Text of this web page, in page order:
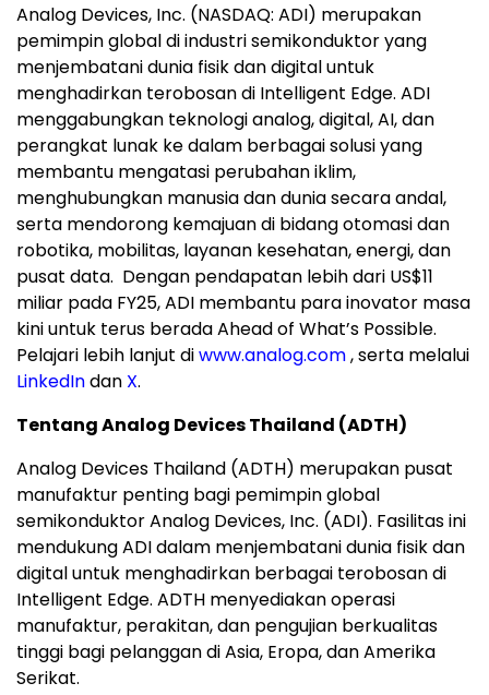
Analog Devices, Inc. (NASDAQ: ADI) merupakan
pemimpin global di industri semikonduktor yang
menjembatani dunia fisik dan digital untuk
menghadirkan terobosan di Intelligent Edge. ADI
menggabungkan teknologi analog, digital, AI, dan
perangkat lunak ke dalam berbagai solusi yang
membantu mengatasi perubahan iklim,
menghubungkan manusia dan dunia secara andal,
serta mendorong kemajuan di bidang otomasi dan
robotika, mobilitas, layanan kesehatan, energi, dan
pusat data. Dengan pendapatan lebih dari US$11
miliar pada FY25, ADI membantu para inovator masa
kini untuk terus berada Ahead of What’s Possible.
Pelajari lebih lanjut diwww.analog.com, serta melalui
LinkedIndan X.
Tentang Analog Devices Thailand (ADTH)
Analog Devices Thailand (ADTH) merupakan pusat
manufaktur penting bagi pemimpin global
semikonduktor Analog Devices, Inc. (ADI). Fasilitas ini
mendukung ADI dalam menjembatani dunia fisik dan
digital untuk menghadirkan berbagai terobosan di
Intelligent Edge. ADTH menyediakan operasi
manufaktur, perakitan, dan pengujian berkualitas
tinggi bagi pelanggan di Asia, Eropa, dan Amerika
Serikat.